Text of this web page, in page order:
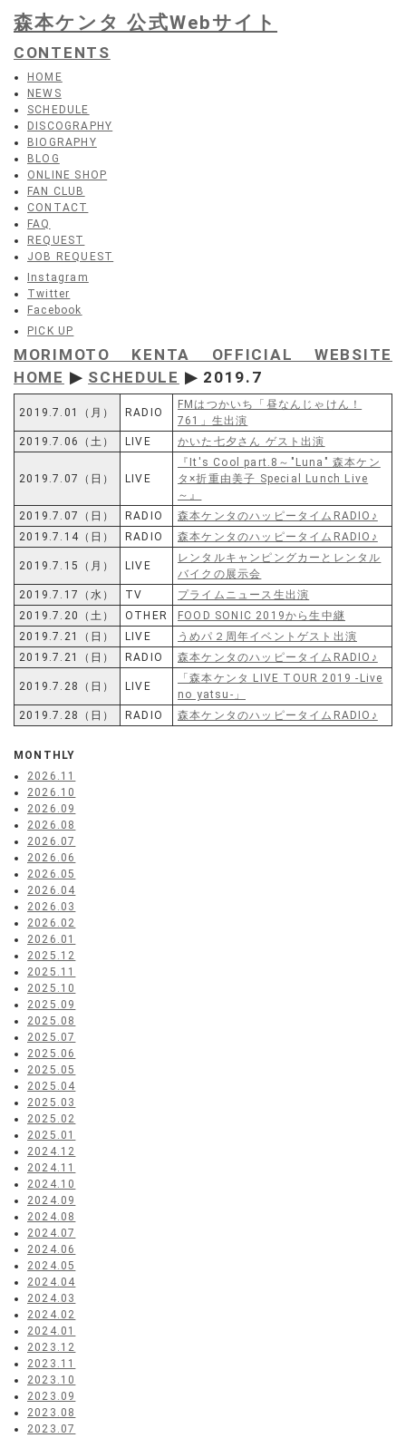
森本ケンタ 公式Webサイト
CONTENTS
HOME
NEWS
SCHEDULE
DISCOGRAPHY
BIOGRAPHY
BLOG
ONLINE SHOP
FAN CLUB
CONTACT
FAQ
REQUEST
JOB REQUEST
Instagram
Twitter
Facebook
PICK UP
MORIMOTO KENTA OFFICIAL WEBSITE
HOME ▶ SCHEDULE ▶ 2019.7
2019.7.01（月） RADIO
FMはつかいち「昼なんじゃけん！
761」生出演
2019.7.06（土）
LIVE かいた七夕さん ゲスト出演
2019.7.07（日） LIVE
『It's Cool part.8～"Luna" 森本ケン
タ×折重由美子 Special Lunch Live
～』
2019.7.07（日）
RADIO
森本ケンタのハッピータイムRADIO♪
2019.7.14（日）
RADIO 森本ケンタのハッピータイムRADIO♪
2019.7.15（月） LIVE
レンタルキャンピングカーとレンタル
バイクの展示会
2019.7.17（水）
TV
プライムニュース生出演
2019.7.20（土）
OTHER
FOOD SONIC 2019から生中継
2019.7.21（日）
LIVE
うめパ２周年イベントゲスト出演
2019.7.21（日）
RADIO 森本ケンタのハッピータイムRADIO♪
2019.7.28（日） LIVE
「森本ケンタ LIVE TOUR 2019 -Live
no yatsu-」
2019.7.28（日）
RADIO 森本ケンタのハッピータイムRADIO♪
MONTHLY
2026.11
2026.10
2026.09
2026.08
2026.07
2026.06
2026.05
2026.04
2026.03
2026.02
2026.01
2025.12
2025.11
2025.10
2025.09
2025.08
2025.07
2025.06
2025.05
2025.04
2025.03
2025.02
2025.01
2024.12
2024.11
2024.10
2024.09
2024.08
2024.07
2024.06
2024.05
2024.04
2024.03
2024.02
2024.01
2023.12
2023.11
2023.10
2023.09
2023.08
2023.07